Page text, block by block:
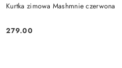
Kurtka zimowa Mashmnie czerwona
Cena:
279.00